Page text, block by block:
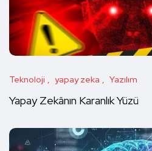
Teknoloji yapay zeka Yazılım
Yapay Zekânın Karanlık Yüzü